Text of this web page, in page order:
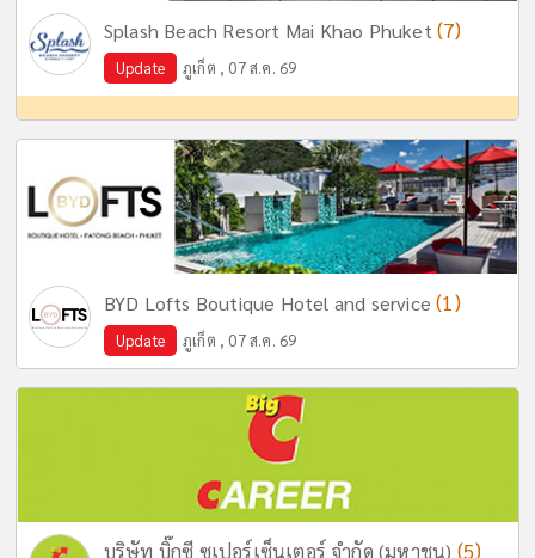
Splash Beach Resort Mai Khao Phuket (7)
Update ภูเก็ต , 07 ส.ค. 69
BYD Lofts Boutique Hotel and service(1)
Update ภูเก็ต , 07 ส.ค. 69
บริษัท บิ๊กซี ซูเปอร์เซ็นเตอร์ จำกัด (มหาชน) (5)